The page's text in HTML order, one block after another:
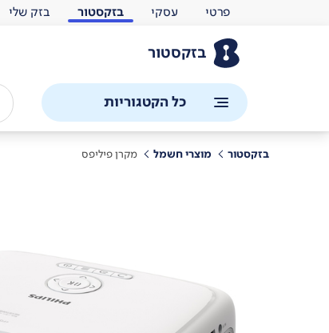
פרטי עסקי בזקסטור בזק שלי
בזקסטור
כל הקטגוריות
בזקסטור מוצרי חשמל מקרן פיליפס